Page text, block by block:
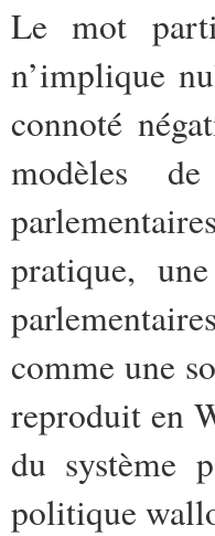
Le mot
n’implique
connoté
modèles
pratique,
comme une
reproduit en
du système
politique